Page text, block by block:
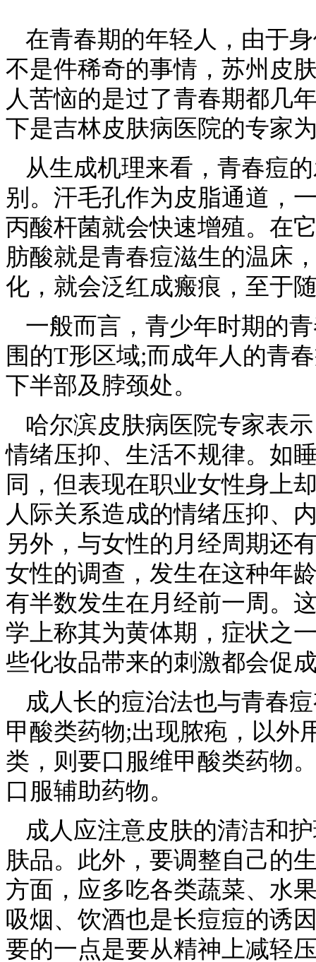
在青春期的年轻人，由于
不是件稀奇的事情，苏州皮
人苦恼的是过了青春期都几
下是吉林皮肤病医院的专家
从生成机理来看，青春痘
别。汗毛孔作为皮脂通道，
丙酸杆菌就会快速增殖。在
肪酸就是青春痘滋生的温床
化，就会泛红成瘢痕，至于
一般而言，青少年时期的
围的T形区域;而成年人的青
下半部及脖颈处。
哈尔滨皮肤病医院专家表
情绪压抑、生活不规律。如
同，但表现在职业女性身上
人际关系造成的情绪压抑、
另外，与女性的月经周期还
女性的调查，发生在这种年
有半数发生在月经前一周。
学上称其为黄体期，症状之
些化妆品带来的刺激都会促
成人长的痘治法也与青春
甲酸类药物;出现脓疱，以外
类，则要口服维甲酸类药物
口服辅助药物。
成人应注意皮肤的清洁和
肤品。此外，要调整自己的
方面，应多吃各类蔬菜、水
吸烟、饮酒也是长痘痘的诱
要的一点是要从精神上减轻